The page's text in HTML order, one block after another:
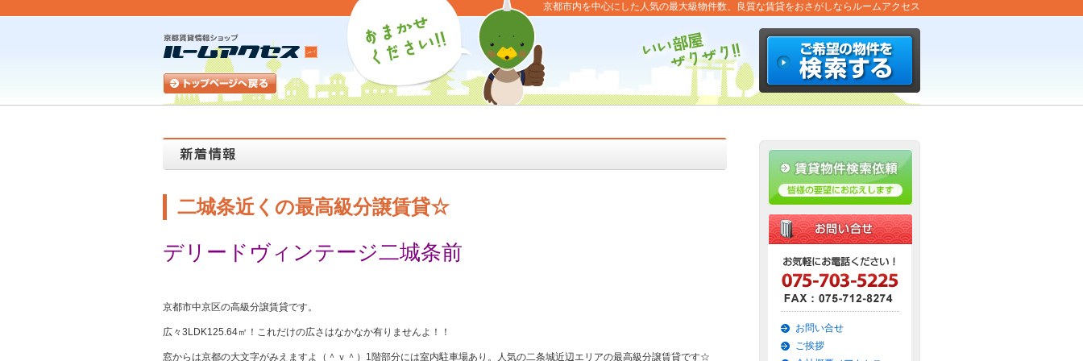
京都市内を中心にした人気の最大級物件数、良質な賃貸をおさがしならルームアクセス
二城条近くの最高級分譲賃貸☆
デリードヴィンテージ二城条前
京都市中京区の高級分譲賃貸です。
広々3LDK125.64㎡！これだけの広さはなかなか有りませんよ！！
窓からは京都の大文字がみえますよ（＾ｖ＾）1階部分には室内駐車場あり。人気の二条城近辺エリアの最高級分譲賃貸です☆
お問い合せ
ご挨拶